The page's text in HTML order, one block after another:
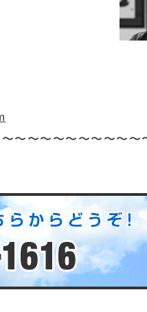
〜〜〜〜〜〜〜〜〜〜